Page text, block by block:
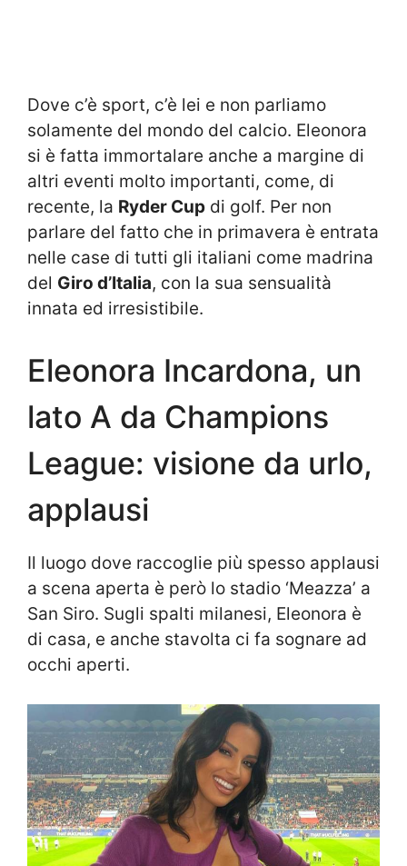
Dove c’è sport, c’è lei e non parliamo
solamente del mondo del calcio. Eleonora
si è fatta immortalare anche a margine di
altri eventi molto importanti, come, di
recente, la Ryder Cup di golf. Per non
parlare del fatto che in primavera è entrata
nelle case di tutti gli italiani come madrina
del Giro d’Italia, con la sua sensualità
innata ed irresistibile.
Eleonora Incardona, un
lato A da Champions
League: visione da urlo,
applausi
Il luogo dove raccoglie più spesso applausi
a scena aperta è però lo stadio ‘Meazza’ a
San Siro. Sugli spalti milanesi, Eleonora è
di casa, e anche stavolta ci fa sognare ad
occhi aperti.